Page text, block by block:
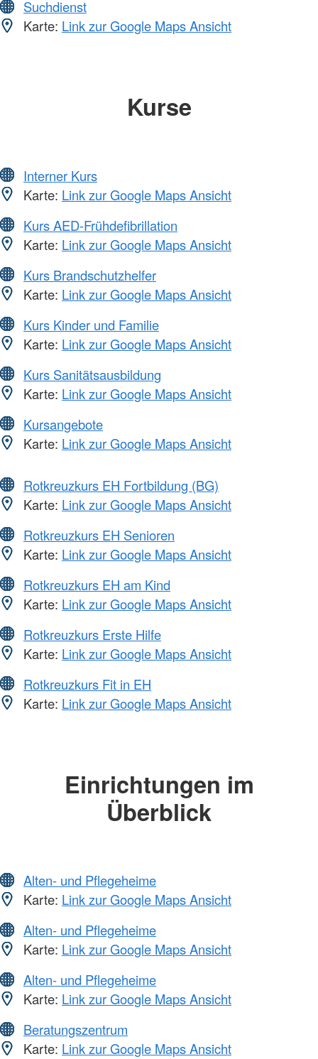
Suchdienst
Karte: Link zur Google Maps Ansicht
Kurse
Interner Kurs
Karte: Link zur Google Maps Ansicht
Kurs AED-Frühdefibrillation
Karte: Link zur Google Maps Ansicht
Kurs Brandschutzhelfer
Karte: Link zur Google Maps Ansicht
Kurs Kinder und Familie
Karte: Link zur Google Maps Ansicht
Kurs Sanitätsausbildung
Karte: Link zur Google Maps Ansicht
Kursangebote
Karte: Link zur Google Maps Ansicht
Rotkreuzkurs EH Fortbildung (BG)
Karte: Link zur Google Maps Ansicht
Rotkreuzkurs EH Senioren
Karte: Link zur Google Maps Ansicht
Rotkreuzkurs EH am Kind
Karte: Link zur Google Maps Ansicht
Rotkreuzkurs Erste Hilfe
Karte: Link zur Google Maps Ansicht
Rotkreuzkurs Fit in EH
Karte: Link zur Google Maps Ansicht
Einrichtungen im
Überblick
Alten- und Pflegeheime
Karte: Link zur Google Maps Ansicht
Alten- und Pflegeheime
Karte: Link zur Google Maps Ansicht
Alten- und Pflegeheime
Karte: Link zur Google Maps Ansicht
Beratungszentrum
Karte: Link zur Google Maps Ansicht